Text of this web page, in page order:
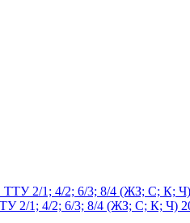
2/1; 4/2; 6/3; 8/4 (ЖЗ; С; К; Ч)